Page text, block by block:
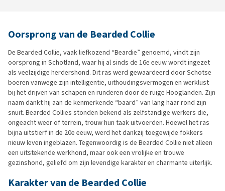
Oorsprong van de Bearded Collie
De Bearded Collie, vaak liefkozend “Beardie” genoemd, vindt zijn
oorsprong in Schotland, waar hij al sinds de 16e eeuw wordt ingezet
als veelzijdige herdershond. Dit ras werd gewaardeerd door Schotse
boeren vanwege zijn intelligentie, uithoudingsvermogen en werklust
bij het drijven van schapen en runderen door de ruige Hooglanden. Zijn
naam dankt hij aan de kenmerkende “baard” van lang haar rond zijn
snuit. Bearded Collies stonden bekend als zelfstandige werkers die,
ongeacht weer of terrein, trouw hun taak uitvoerden. Hoewel het ras
bijna uitstierf in de 20e eeuw, werd het dankzij toegewijde fokkers
nieuw leven ingeblazen. Tegenwoordig is de Bearded Collie niet alleen
een uitstekende werkhond, maar ook een vrolijke en trouwe
gezinshond, geliefd om zijn levendige karakter en charmante uiterlijk.
Karakter van de Bearded Collie